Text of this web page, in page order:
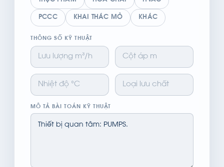
PCCC KHAI THÁC MỎ KHÁC
THÔNG SỐ KỸ THUẬT
MÔ TẢ BÀI TOÁN KỸ THUẬT